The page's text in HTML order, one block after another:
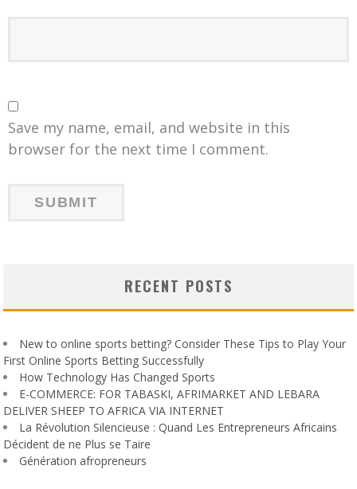
Save my name, email, and website in this
browser for the next time I comment.
RECENT POSTS
New to online sports betting? Consider These Tips to Play Your
First Online Sports Betting Successfully
How Technology Has Changed Sports
E-COMMERCE: FOR TABASKI, AFRIMARKET AND LEBARA
DELIVER SHEEP TO AFRICA VIA INTERNET
La Révolution Silencieuse : Quand Les Entrepreneurs Africains
Décident de ne Plus se Taire
Génération afropreneurs